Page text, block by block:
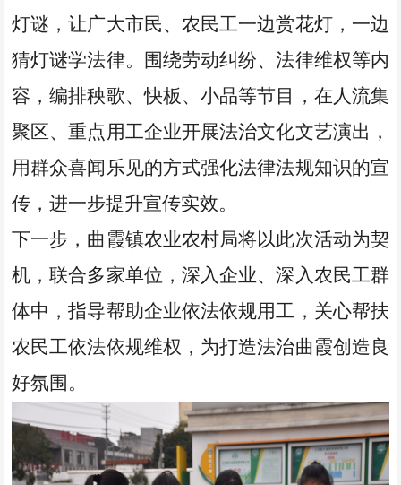
灯谜，让广大市民、农民工一边赏花灯，一边
猜灯谜学法律。围绕劳动纠纷、法律维权等内
容，编排秧歌、快板、小品等节目，在人流集
聚区、重点用工企业开展法治文化文艺演出，
用群众喜闻乐见的方式强化法律法规知识的宣
传，进一步提升宣传实效。
下一步，曲霞镇农业农村局将以此次活动为契
机，联合多家单位，深入企业、深入农民工群
体中，指导帮助企业依法依规用工，关心帮扶
农民工依法依规维权，为打造法治曲霞创造良
好氛围。